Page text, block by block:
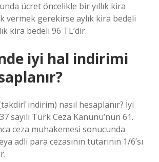
ücret öncelikle bir yıllık kira
vermek gerekirse aylık kira bedeli
kira bedeli 96 TL’dir.
iyi hal indirimi
indirim) nasıl hesaplanır? İyi
sayılı Türk Ceza Kanunu’nun 61.
ceza muhakemesi sonucunda
adli para cezasının tutarının 1/6’sı